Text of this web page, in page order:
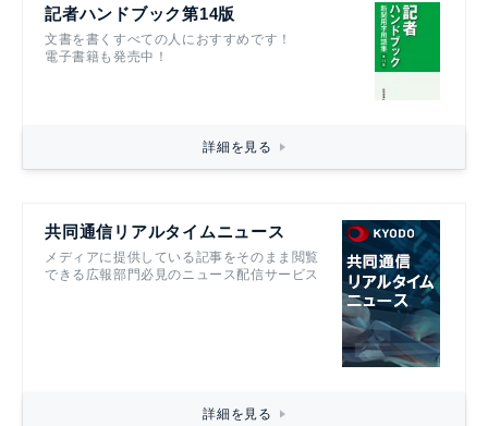
記者ハンドブック第14版
文書を書くすべての人におすすめです！
電子書籍も発売中！
詳細を見る
共同通信リアルタイムニュース
メディアに提供している記事をそのまま閲覧
できる広報部門必見のニュース配信サービス
詳細を見る